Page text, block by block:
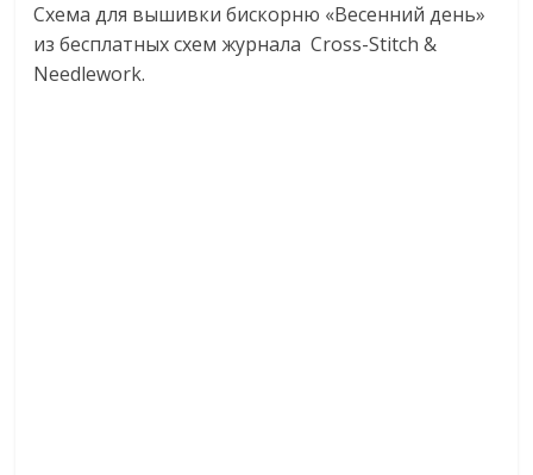
Схема для вышивки бискорню «Весенний день»
из бесплатных схем журнала Cross-Stitch &
Needlework.